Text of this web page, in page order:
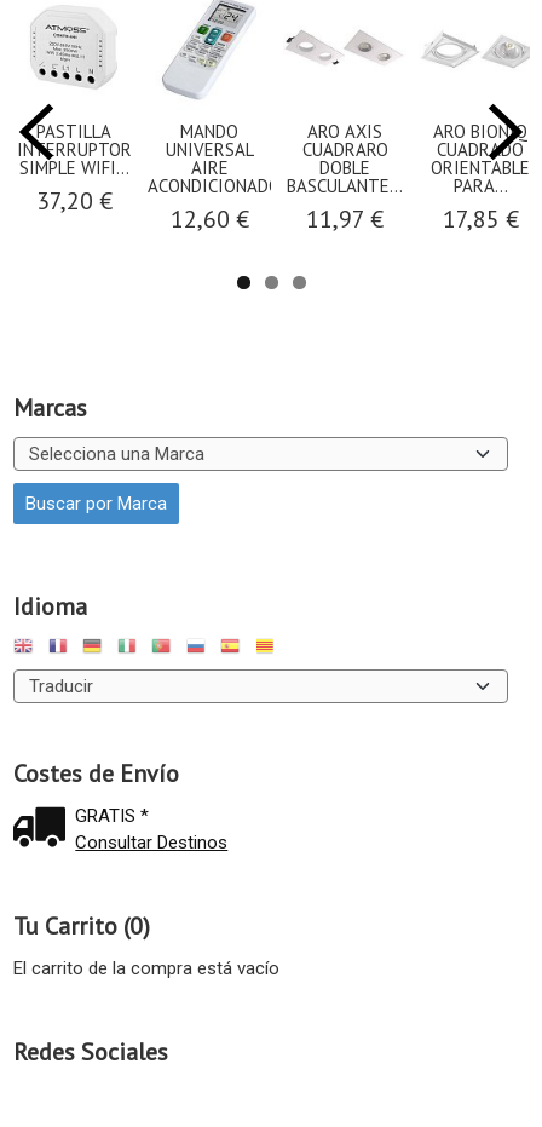
Marcas
Idioma
Costes de Envío
GRATIS *
Consultar Destinos
Tu Carrito (0)
El carrito de la compra está vacío
Redes Sociales
PASTILLA
INTERRUPTOR
SIMPLE WIFI...
37,20 €
MANDO
UNIVERSAL
AIRE
ACONDICIONADO...
12,60 €
ARO AXIS
CUADRARO
DOBLE
BASCULANTE...
11,97 €
ARO BIONIQ
CUADRADO
ORIENTABLE
PARA...
17,85 €